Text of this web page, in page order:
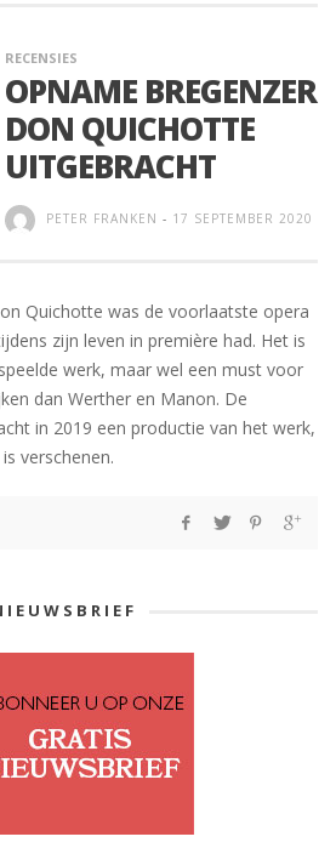
RECENSIES
OPNAME BREGENZER
DON QUICHOTTE
UITGEBRACHT
PETER FRANKEN - 17 SEPTEMBER 2020
Quichotte was de voorlaatste opera
zijn leven in première had. Het is
werk, maar wel een must voor
dan Werther en Manon. De
in 2019 een productie van het werk,
verschenen.